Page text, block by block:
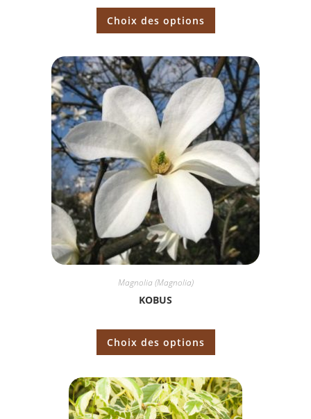
Choix des options
Magnolia (Magnolia)
KOBUS
Choix des options